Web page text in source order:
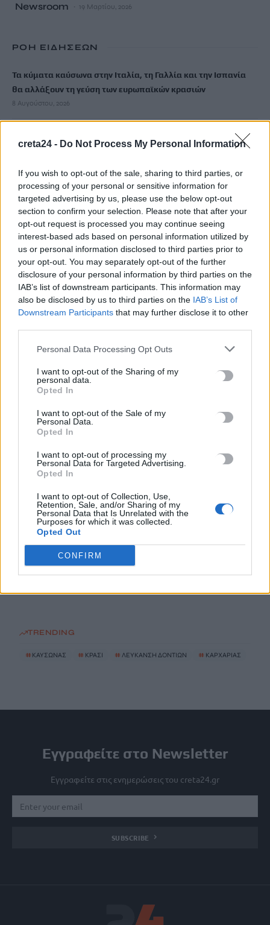
creta24 - Do Not Process My Personal Information
If you wish to opt-out of the sale, sharing to third parties, or
processing of your personal or sensitive information for
targeted advertising by us, please use the below opt-out
section to confirm your selection. Please note that after your
opt-out request is processed you may continue seeing
interest-based ads based on personal information utilized by
us or personal information disclosed to third parties prior to
your opt-out. You may separately opt-out of the further
disclosure of your personal information by third parties on the
IAB’s list of downstream participants. This information may
also be disclosed by us to third parties on the IAB’s List of
Downstream Participants that may further disclose it to other
Personal Data Processing Opt Outs
I want to opt-out of the Sharing of my
personal data.
Opted In
I want to opt-out of the Sale of my
Personal Data.
Opted In
I want to opt-out of processing my
Personal Data for Targeted Advertising.
Opted In
I want to opt-out of Collection, Use,
Retention, Sale, and/or Sharing of my
Personal Data that Is Unrelated with the
Purposes for which it was collected.
Opted Out
CONFIRM
Newsroom 19 Μαρτίου, 2026
ΡΟΗ ΕΙΔΗΣΕΩΝ
Τα κύματα καύσωνα στην Ιταλία, τη Γαλλία και την Ισπανία
θα αλλάξουν τη γεύση των ευρωπαϊκών κρασιών
8 Αυγούστου, 2026
Λεύκανση δοντιών: Συμβουλές ειδικών για ένα πιο λαμπερό
Τρόμος για δύτες: Ήρθαν πρόσωπο με πρόσωπο με λευκό
καρχαρία
8 Αυγούστου, 2026
Έως τις 31 Αυγούστου οι θερινές εκπτώσεις – Ποιες οι
υποχρεώσεις των επιχειρήσεων
8 Αυγούστου, 2026
8 Αυγούστου, 2026
«Ergani app»: Νέα εφαρμογή για εργοδότες – Πώς θα κάνετε
8 Αυγούστου, 2026
δωρεάν πόσιμο νερό σε δημόσιους χώρους
8 Αυγούστου, 2026
Δύο συναυλίες του Νίκου Ανδρουλάκη στο Ηράκλειο
8 Αυγούστου, 2026
“Έρθεις δεν έρθεις…θα σ”αγκαλιάζω”: Συναυλία αγάπης στις
TRENDING
# ΚΑΥΣΩΝΑΣ # ΚΡΑΣΙ # ΛΕΥΚΑΝΣΗ ΔΟΝΤΙΩΝ # ΚΑΡΧΑΡΙΑΣ
Εγγραφείτε στο Newsletter
Εγγραφείτε στις ενημερώσεις του creta24.gr
SUBSCRIBE